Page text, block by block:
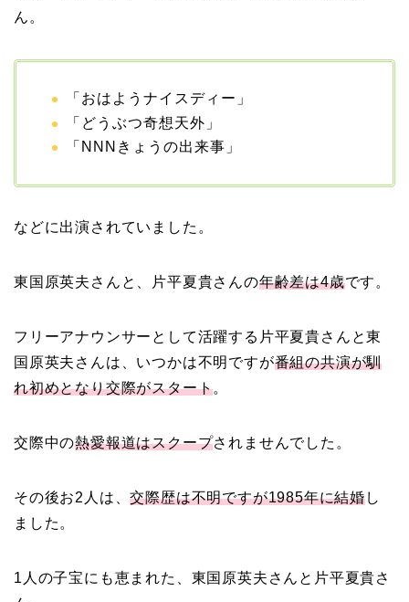
ん。
「おはようナイスディー」
「どうぶつ奇想天外」
「NNNきょうの出来事」
などに出演されていました。
東国原英夫さんと、片平夏貴さんの年齢差は4歳です。
フリーアナウンサーとして活躍する片平夏貴さんと東
国原英夫さんは、いつかは不明ですが番組の共演が馴
れ初めとなり交際がスタート。
交際中の熱愛報道はスクープされませんでした。
その後お2人は、交際歴は不明ですが1985年に結婚し
ました。
1人の子宝にも恵まれた、東国原英夫さんと片平夏貴さ